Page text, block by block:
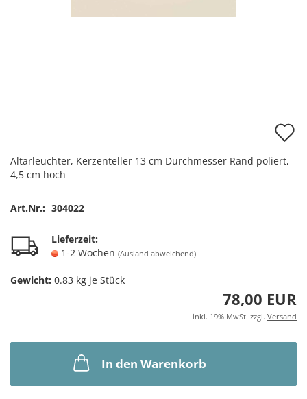
Altarleuchter, Kerzenteller 13 cm Durchmesser Rand poliert,
4,5 cm hoch
Art.Nr.: 304022
Lieferzeit:
1-2 Wochen (Ausland abweichend)
Gewicht: 0.83 kg je Stück
78,00 EUR
inkl. 19% MwSt. zzgl. Versand
In den Warenkorb